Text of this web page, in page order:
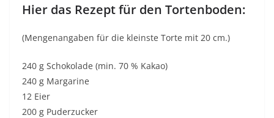
Hier das Rezept für den Tortenboden:
(Mengenangaben für die kleinste Torte mit 20 cm.)
240 g Schokolade (min. 70 % Kakao)
240 g Margarine
12 Eier
200 g Puderzucker